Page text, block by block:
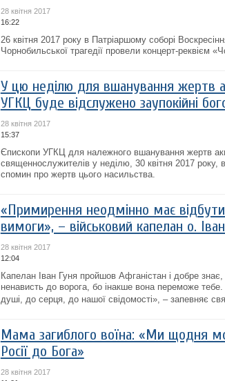
28 квітня 2017
16:22
26 квітня 2017 року в Патріаршому соборі
Чорнобильської трагедії провели концерт-реквієм
У цю неділю для вшанування жертв
УГКЦ буде відслужено заупокійні
28 квітня 2017
15:37
Єпископи УГКЦ для належного вшанування жертв
священнослужителів у неділю, 30 квітня 2017 року,
спомин про жертв цього насильства.
«Примирення неодмінно має
вимоги», – військовий капелан о.
28 квітня 2017
12:04
Капелан Іван Гуня пройшов Афганістан і добре
ненависть до ворога, бо інакше вона переможе
душі, до серця, до нашої свідомості», – запевняє
Мама загиблого воїна: «Ми щодня
Росії до Бога»
28 квітня 2017